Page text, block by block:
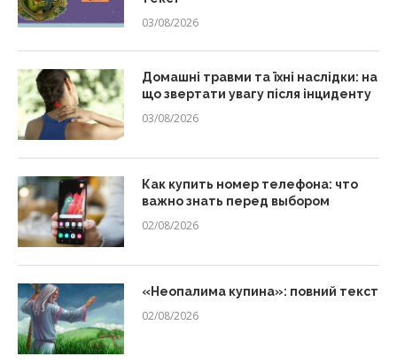
03/08/2026
Домашні травми та їхні наслідки: на
що звертати увагу після інциденту
03/08/2026
Как купить номер телефона: что
важно знать перед выбором
02/08/2026
«Неопалима купина»: повний текст
02/08/2026